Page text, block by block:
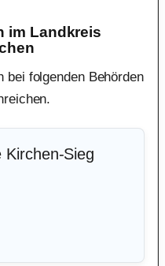
im Landkreis
bei folgenden Behörden
Kirchen-Sieg